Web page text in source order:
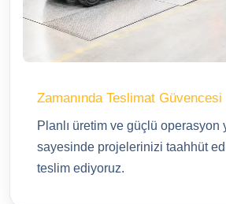
Zamanında Teslimat Güvencesi
Planlı üretim ve güçlü operasyon
sayesinde projelerinizi taahhüt
teslim ediyoruz.